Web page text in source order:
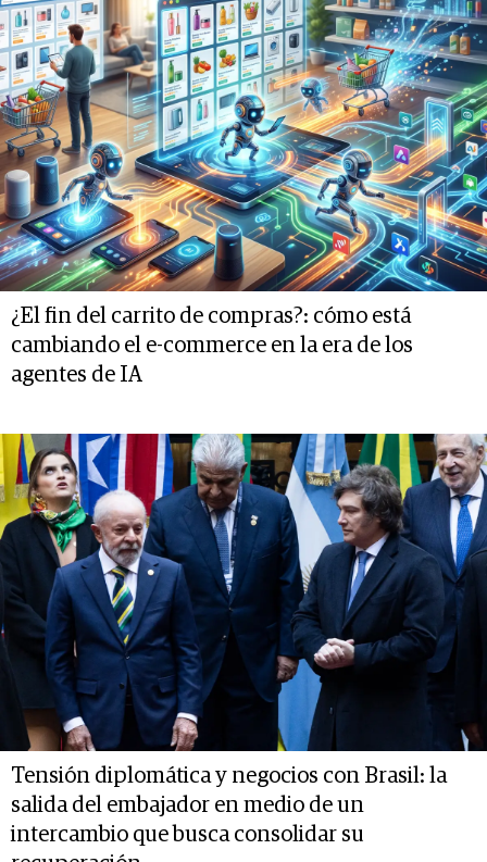
¿El fin del carrito de compras?: cómo está
cambiando el e-commerce en la era de los
agentes de IA
Tensión diplomática y negocios con Brasil: la
salida del embajador en medio de un
intercambio que busca consolidar su